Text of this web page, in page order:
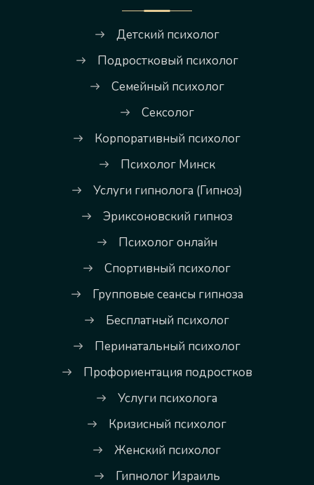
Детский психолог
Подростковый психолог
Семейный психолог
Сексолог
Корпоративный психолог
Психолог Минск
Услуги гипнолога (Гипноз)
Эриксоновский гипноз
Психолог онлайн
Спортивный психолог
Групповые сеансы гипноза
Бесплатный психолог
Перинатальный психолог
Профориентация подростков
Услуги психолога
Кризисный психолог
Женский психолог
Гипнолог Израиль